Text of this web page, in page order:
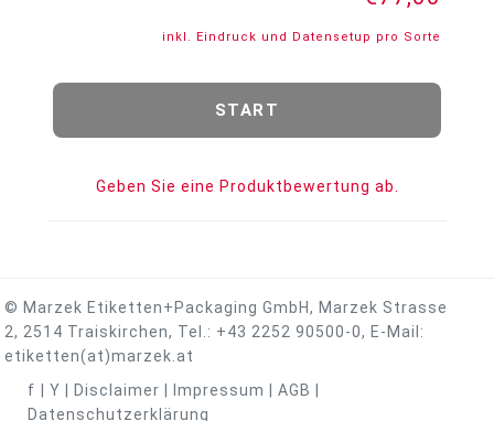
inkl. Eindruck und Datensetup pro Sorte
Geben Sie eine Produktbewertung ab.
© Marzek Etiketten+Packaging GmbH, Marzek Strasse
2, 2514 Traiskirchen, Tel.: +43 2252 90500-0, E-Mail:
etiketten(at)marzek.at
f
Y Disclaimer Impressum AGB
Datenschutzerklärung